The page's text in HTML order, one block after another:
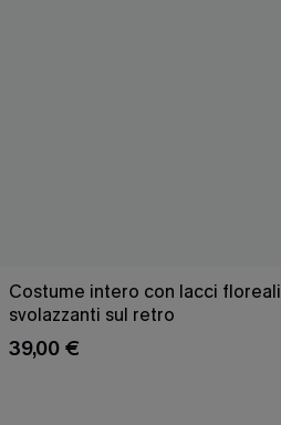
Costume intero con lacci floreali
svolazzanti sul retro
39,00 €